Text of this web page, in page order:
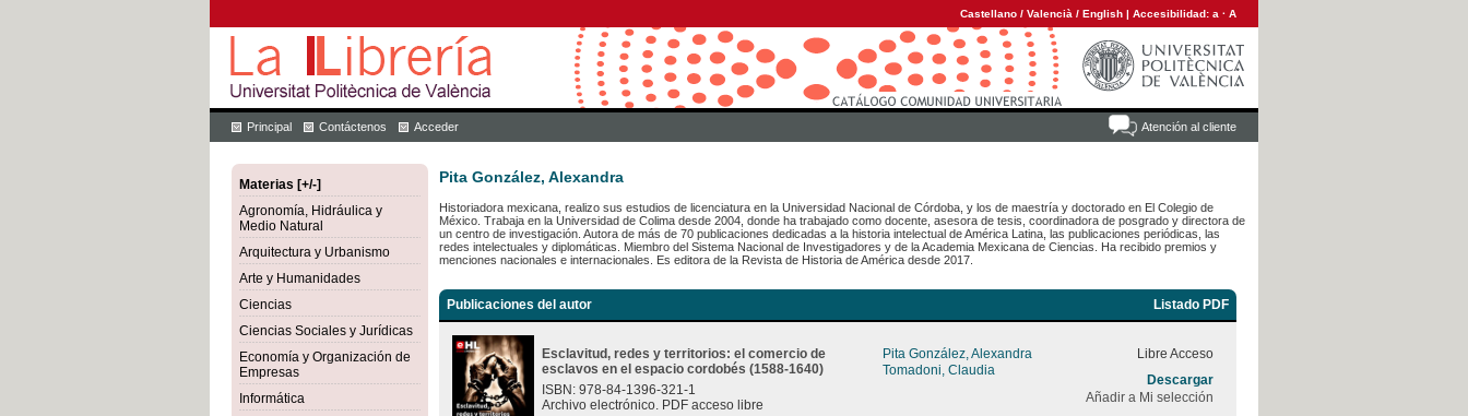
Castellano / Valencià / English | Accesibilidad: a · A
Atención al cliente
Principal Contáctenos Acceder
Materias [+/-]
Agronomía, Hidráulica y
Medio Natural
Arquitectura y Urbanismo
Arte y Humanidades
Ciencias
Ciencias Sociales y Jurídicas
Economía y Organización de
Empresas
Informática
Pita González, Alexandra
Historiadora mexicana, realizo sus estudios de licenciatura en la Universidad Nacional de Córdoba, y los de maestría y doctorado en El Colegio de
México. Trabaja en la Universidad de Colima desde 2004, donde ha trabajado como docente, asesora de tesis, coordinadora de posgrado y directora de
un centro de investigación. Autora de más de 70 publicaciones dedicadas a la historia intelectual de América Latina, las publicaciones periódicas, las
redes intelectuales y diplomáticas. Miembro del Sistema Nacional de Investigadores y de la Academia Mexicana de Ciencias. Ha recibido premios y
menciones nacionales e internacionales. Es editora de la Revista de Historia de América desde 2017.
Publicaciones del autor Listado PDF
Esclavitud, redes y territorios: el comercio de
esclavos en el espacio cordobés (1588-1640)
ISBN: 978-84-1396-321-1
Archivo electrónico. PDF acceso libre
Pita González, Alexandra
Tomadoni, Claudia
Libre Acceso
Descargar
Añadir a Mi selección